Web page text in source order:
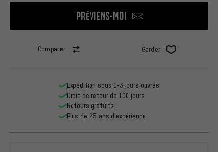
Préviens-moi
Comparer Garder
Expédition sous 1-3 jours ouvrés
Droit de retour de 100 jours
Retours gratuits
Plus de 25 ans d'expérience